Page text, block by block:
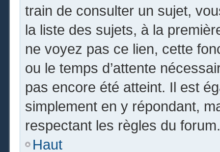
train de consulter un sujet,
la liste des sujets, à la
ne voyez pas ce lien, cette
ou le temps d’attente
pas encore été atteint. Il est
simplement en y répondant,
respectant les règles du forum.
Haut